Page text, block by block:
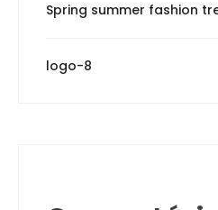
Spring summer fashion
logo-8